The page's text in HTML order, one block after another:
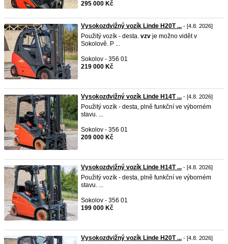
295 000 Kč
Vysokozdvižný vozík Linde H20T ... - [4.8. 2026]
Použitý vozík - desta. vzv je možno vidět v
Sokolově. P ...
Sokolov - 356 01
219 000 Kč
Vysokozdvižný vozík Linde H14T ... - [4.8. 2026]
Použitý vozík - desta, plně funkční ve výborném
stavu. ...
Sokolov - 356 01
209 000 Kč
Vysokozdvižný vozík Linde H14T ... - [4.8. 2026]
Použitý vozík - desta, plně funkční ve výborném
stavu. ...
Sokolov - 356 01
199 000 Kč
Vysokozdvižný vozík Linde H20T ... - [4.8. 2026]